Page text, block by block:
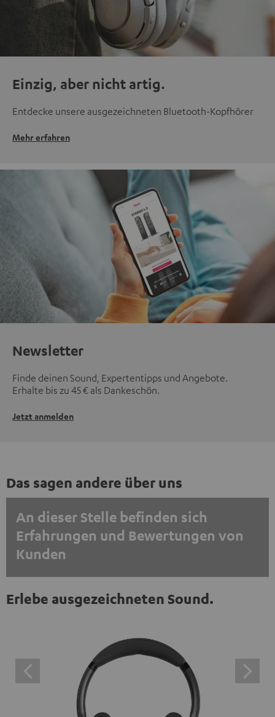
Einzig, aber nicht artig.
Entdecke unsere ausgezeichneten Bluetooth-Kopfhörer
Mehr erfahren
Newsletter
Finde deinen Sound, Expertentipps und Angebote.
Erhalte bis zu 45 € als Dankeschön.
Jetzt anmelden
Das sagen andere über uns
An dieser Stelle befinden sich
Erfahrungen und Bewertungen von
Kunden
EINMALIG ZUSTIMMEN UND ANZEIGEN
Trustpilot‑Bewertungen sind externe Inhalte. Der
externe Inhalt kann hier mit nur einem Klick angezeigt
werden. Mit dem Anklicken des Inhalts wird zugestimmt,
dass externe Inhalte angezeigt werden. Dabei können
personenbezogene Daten an Drittplattformen
Erlebe ausgezeichneten Sound.